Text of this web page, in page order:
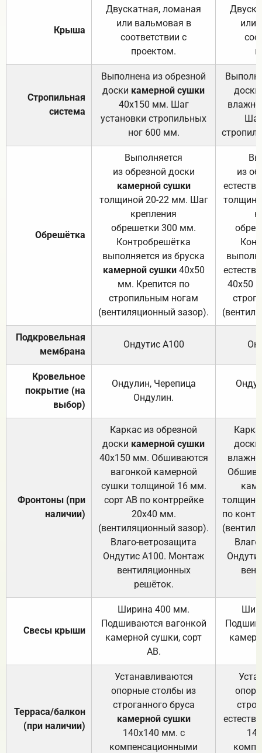
Крыша
Двускатная, ломаная
или вальмовая в
соответствии с
проектом.
или
Стропильная
система
Выполнена из обрезной
доски камерной сушки
40х150 мм. Шаг
установки стропильных
ног 600 мм.
доски
Обрешётка
Выполняется
из обрезной доски
камерной сушки
толщиной 20-22 мм. Шаг
крепления
обрешетки 300 мм.
Контробрешётка
выполняется из бруска
камерной сушки40х50
мм. Крепится по
стропильным ногам
(вентиляционный зазор).
из
40х50
Подкровельная
мембрана
Ондутис А100
Кровельное
покрытие (на
выбор)
Ондулин, Черепица
Ондулин.
Фронтоны (при
наличии)
Каркас из обрезной
доски камерной сушки
40х150 мм. Обшиваются
вагонкой камерной
сушки толщиной 16 мм.
сорт АВ по контррейке
20х40 мм.
(вентиляционный зазор).
Влаго-ветрозащита
Ондутис А100. Монтаж
вентиляционных
решёток.
доски
по
Свесы крыши
Ширина 400 мм.
Подшиваются вагонкой
камерной сушки, сорт
АВ.
Терраса/балкон
(при наличии)
Устанавливаются
опорные столбы из
строганного бруса
камерной сушки
140х140 мм. с
компенсационными